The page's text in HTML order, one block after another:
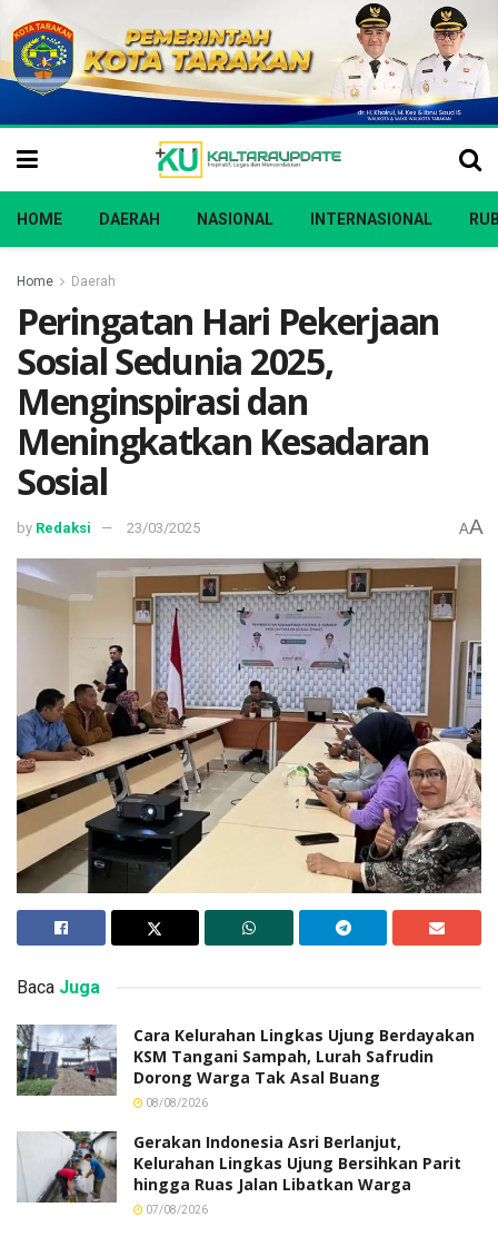
HOME DAERAH NASIONAL INTERNASIONAL
Home Daerah
Peringatan Hari Pekerjaan
Sosial Sedunia 2025,
Menginspirasi dan
Meningkatkan Kesadaran
Sosial
by Redaksi 23/03/2025 AA
Baca Juga
Cara Kelurahan Lingkas Ujung Berdayakan
KSM Tangani Sampah, Lurah Safrudin
Dorong Warga Tak Asal Buang
08/08/2026
Gerakan Indonesia Asri Berlanjut,
Kelurahan Lingkas Ujung Bersihkan Parit
hingga Ruas Jalan Libatkan Warga
07/08/2026